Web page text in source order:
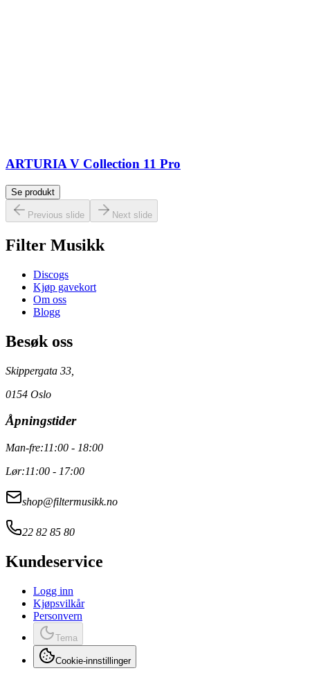
ARTURIA V Collection 11 Pro
Se produkt
Previous slide Next slide
Filter Musikk
Discogs
Kjøp gavekort
Om oss
Blogg
Besøk oss
Skippergata 33,
0154 Oslo
Åpningstider
Man-fre:11:00 - 18:00
Lør:11:00 - 17:00
shop@filtermusikk.no
22 82 85 80
Kundeservice
Logg inn
Kjøpsvilkår
Personvern
Tema
Cookie-innstillinger